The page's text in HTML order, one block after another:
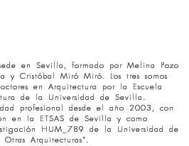
en Sevilla, formado por Melina Pozo
y Cristóbal Miró Miró. Los tres somos
en Arquitectura por la Escuela
de la Universidad de Sevilla.
profesional desde el año 2003, con
en la ETSAS de Sevilla y como
HUM_789 de la Universidad de
Arquitecturas”.